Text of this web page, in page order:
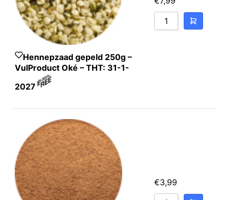
Hennepzaad gepeld 250g –
VulProduct Oké – THT: 31-1-
2027
€3,99